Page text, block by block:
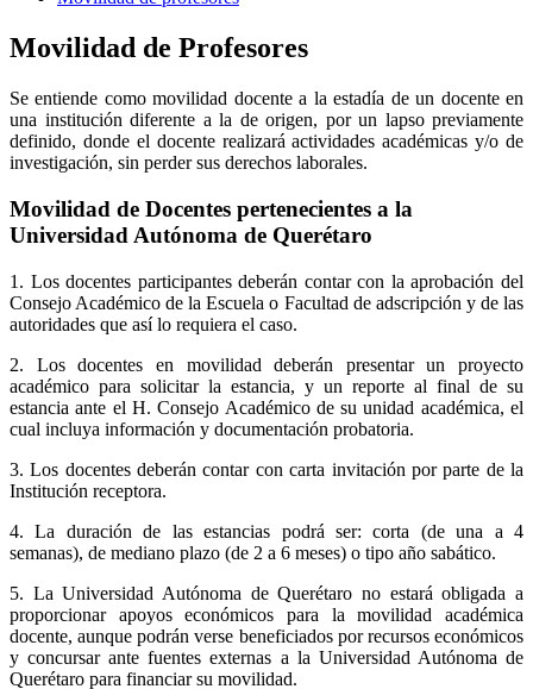
Movilidad de Profesores
Se entiende como movilidad docente a la estadía de un docente en
una institución diferente a la de origen, por un lapso previamente
definido, donde el docente realizará actividades académicas y/o de
investigación, sin perder sus derechos laborales.
Movilidad de Docentes pertenecientes a la
Universidad Autónoma de Querétaro
1. Los docentes participantes deberán contar con la aprobación del
Consejo Académico de la Escuela o Facultad de adscripción y de las
autoridades que así lo requiera el caso.
2. Los docentes en movilidad deberán presentar un proyecto
académico para solicitar la estancia, y un reporte al final de su
estancia ante el H. Consejo Académico de su unidad académica, el
cual incluya información y documentación probatoria.
3. Los docentes deberán contar con carta invitación por parte de la
Institución receptora.
4. La duración de las estancias podrá ser: corta (de una a 4
semanas), de mediano plazo (de 2 a 6 meses) o tipo año sabático.
5. La Universidad Autónoma de Querétaro no estará obligada a
proporcionar apoyos económicos para la movilidad académica
docente, aunque podrán verse beneficiados por recursos económicos
y concursar ante fuentes externas a la Universidad Autónoma de
Querétaro para financiar su movilidad.